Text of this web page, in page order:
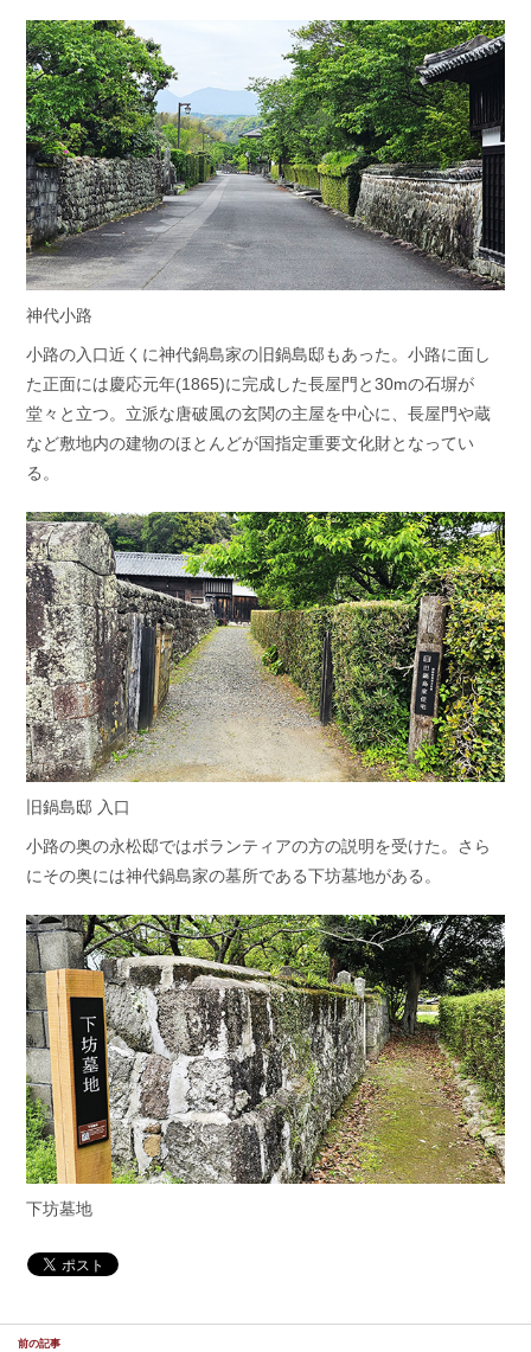
神代小路
小路の入口近くに神代鍋島家の旧鍋島邸もあった。小路に面し
た正面には慶応元年(1865)に完成した長屋門と30mの石塀が
堂々と立つ。立派な唐破風の玄関の主屋を中心に、長屋門や蔵
など敷地内の建物のほとんどが国指定重要文化財となってい
る。
旧鍋島邸 入口
小路の奥の永松邸ではボランティアの方の説明を受けた。さら
にその奥には神代鍋島家の墓所である下坊墓地がある。
下坊墓地
前の記事